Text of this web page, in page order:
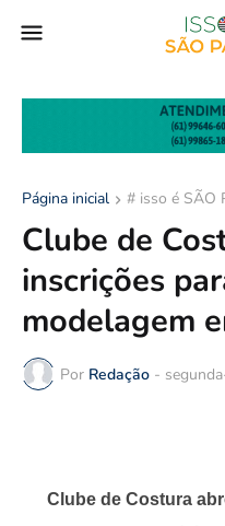
Página inicial # isso é SÃO
Clube de
inscrições
modelagem
Por Redação -
Clube de Costura